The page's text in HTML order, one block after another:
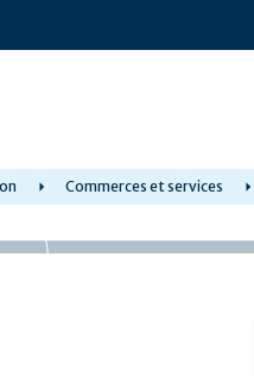
Commerces et services